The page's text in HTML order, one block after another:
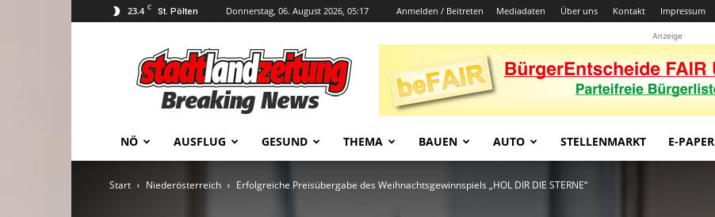
23.4 C St. Pölten Donnerstag, 06. August 2026, 05:17 Anmelden / Beitreten Mediadaten Über uns Kontakt Impressum
stadtlandzeitung
Anzeige
NÖ AUSFLUG GESUND THEMA BAUEN AUTO STELLENMARKT E-PAPER
Start Niederösterreich Erfolgreiche Preisübergabe des Weihnachtsgewinnspiels „HOL DIR DIE STERNE“